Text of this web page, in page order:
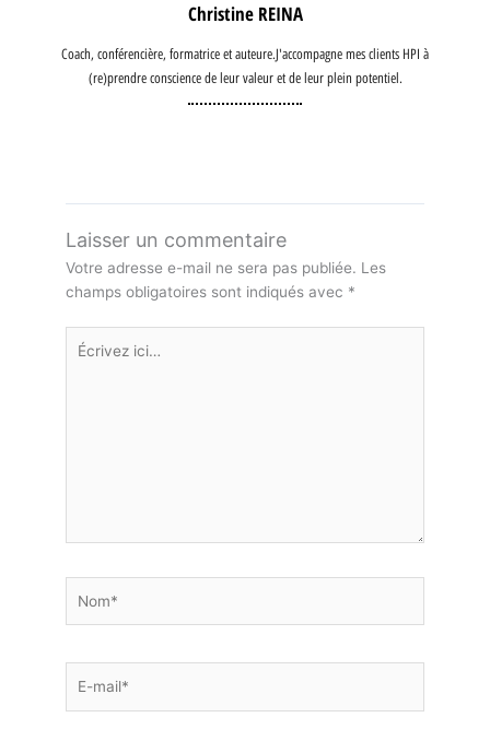
Christine REINA
Coach, conférencière, formatrice et auteure.J'accompagne mes clients HPI à
(re)prendre conscience de leur valeur et de leur plein potentiel.
Laisser un commentaire
Votre adresse e-mail ne sera pas publiée. Les
champs obligatoires sont indiqués avec *
Écrivez
ici…
mail*